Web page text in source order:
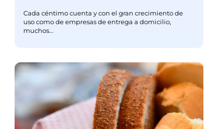
Cada céntimo cuenta y con el gran crecimiento de
uso como de empresas de entrega a domicilio,
muchos...